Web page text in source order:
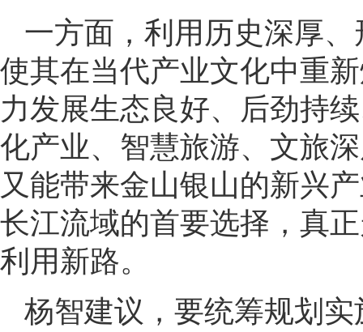
一方面，利用历史深厚
使其在当代产业文化中重
力发展生态良好、后劲持
化产业、智慧旅游、文旅
又能带来金山银山的新兴
长江流域的首要选择，真
利用新路。
杨智建议，要统筹规划